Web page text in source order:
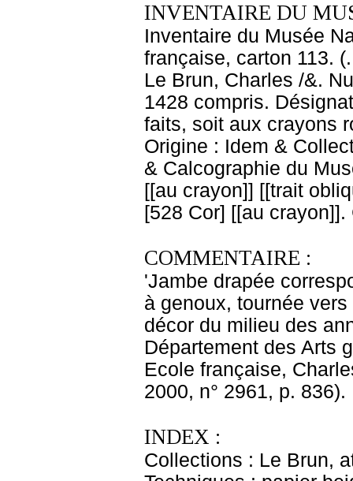
INVENTAIRE DU
Inventaire du Musée
française, carton 113.
Le Brun, Charles /&.
1428 compris.
faits, soit aux crayons
Origine : Idem &
& Calcographie du
[[au crayon]] [[trait
[528 Cor] [[au
COMMENTAIRE :
'Jambe drapée
à genoux, tournée
décor du milieu des
Département des Arts
Ecole française,
2000, n° 2961, p. 836).
INDEX :
Collections : Le Brun,